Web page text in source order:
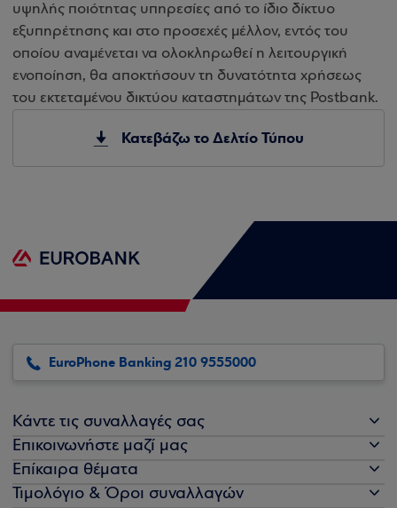
υψηλής ποιότητας υπηρεσίες από το ίδιο δίκτυο
εξυπηρέτησης και στο προσεχές μέλλον, εντός του
οποίου αναμένεται να ολοκληρωθεί η λειτουργική
ενοποίηση, θα αποκτήσουν τη δυνατότητα χρήσεως
του εκτεταμένου δικτύου καταστημάτων της Postbank.
Κατεβάζω το Δελτίο Τύπου
EuroPhone Banking 210 9555000
Κάντε τις συναλλαγές σας
Επικοινωνήστε μαζί μας
Επίκαιρα θέματα
Τιμολόγιο & Όροι συναλλαγών